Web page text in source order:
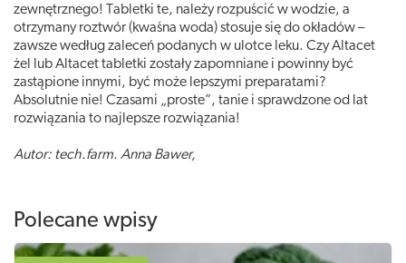
zewnętrznego! Tabletki te, należy rozpuścić w wodzie, a
otrzymany roztwór (kwaśna woda) stosuje się do okładów –
zawsze według zaleceń podanych w ulotce leku. Czy Altacet
żel lub Altacet tabletki zostały zapomniane i powinny być
zastąpione innymi, być może lepszymi preparatami?
Absolutnie nie! Czasami „proste”, tanie i sprawdzone od lat
rozwiązania to najlepsze rozwiązania!
Autor: tech.farm. Anna Bawer,
Polecane wpisy